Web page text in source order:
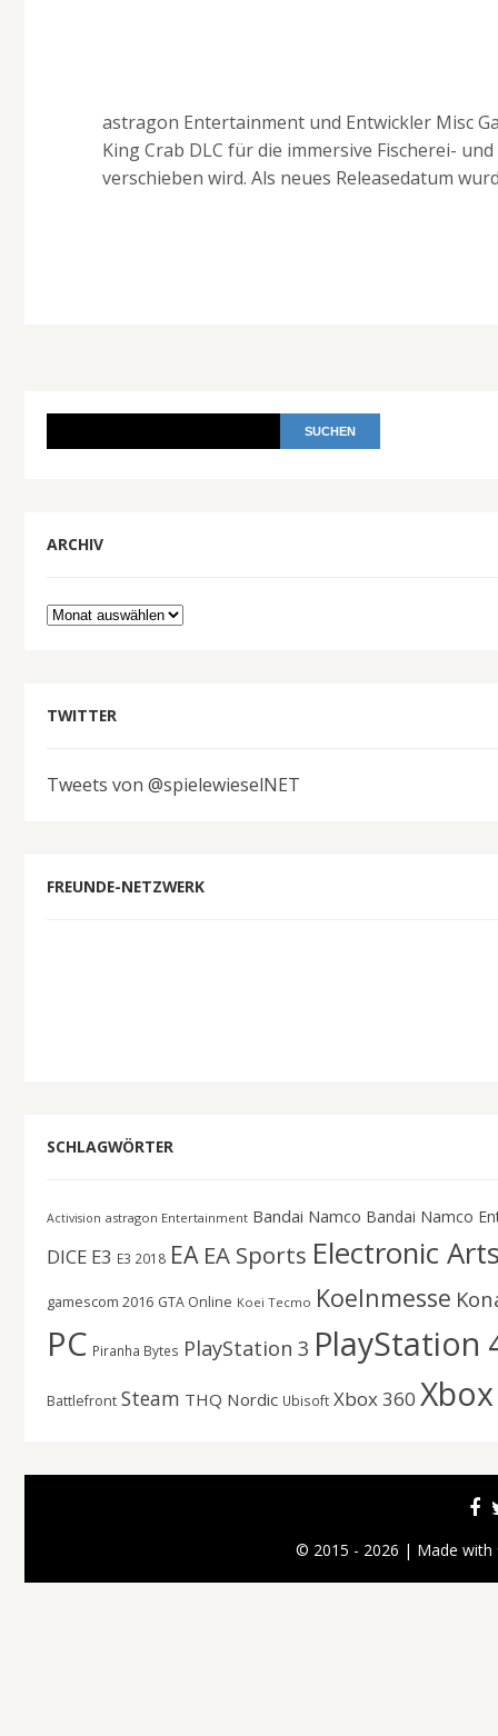
astragon Entertainment und Entwickler Misc
King Crab DLC für die immersive Fischerei-
verschieben wird. Als neues Releasedatum
ARCHIV
Archiv
TWITTER
Tweets von @spielewieselNET
FREUNDE-NETZWERK
SCHLAGWÖRTER
Activision astragon Entertainment Bandai Namco Bandai Namco
DICE E3 E3 2018 EA EA Sports Electronic
gamescom 2016 GTA Online Koei Tecmo Koelnmesse
PC Piranha Bytes PlayStation 3 PlayStation
Battlefront Steam THQ Nordic Ubisoft Xbox 360
© 2015 - 2026 | Made